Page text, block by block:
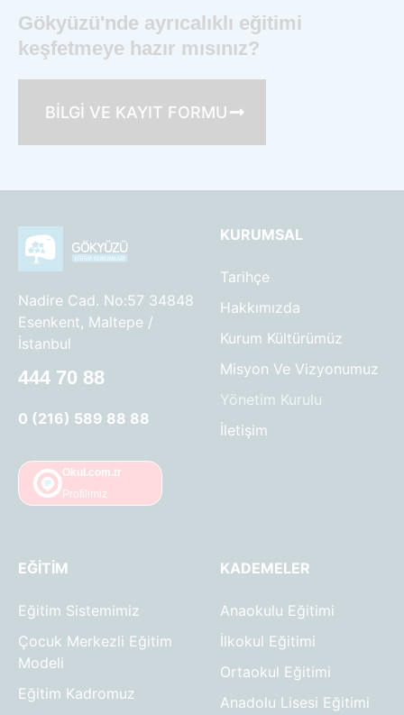
Gökyüzü'nde ayrıcalıklı eğitimi
keşfetmeye hazır mısınız?
BİLGİ VE KAYIT FORMU
Nadire Cad. No:57 34848
Esenkent, Maltepe /
İstanbul
444 70 88
0 (216) 589 88 88
Okul.com.tr
Profilimiz
KURUMSAL
Tarihçe
Hakkımızda
Kurum Kültürümüz
Misyon Ve Vizyonumuz
Yönetim Kurulu
İletişim
EĞITIM
Eğitim Sistemimiz
Çocuk Merkezli Eğitim
Modeli
Eğitim Kadromuz
KADEMELER
Anaokulu Eğitimi
İlkokul Eğitimi
Ortaokul Eğitimi
Anadolu Lisesi Eğitimi